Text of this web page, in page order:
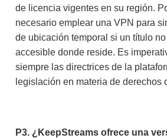
de licencia vigentes en su región.
necesario emplear una VPN para
de ubicación temporal si un título
accesible donde reside. Es
siempre las directrices de la
legislación en materia de derechos
P3. ¿KeepStreams ofrece una